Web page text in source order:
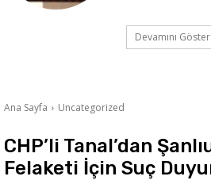
Devamını Göster